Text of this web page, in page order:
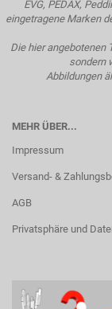
EVG, PEDAX,
eingetragene Marken
Die hier angebotenen
sondern
Abbildungen
MEHR ÜBER...
Impressum
Versand- &
AGB
Privatsphäre und